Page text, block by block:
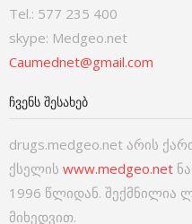
Tel.: 577 235 400
skype: Medgeo.net
Caumednet@gmail.com
ᲩᲕᲔᲜᲡ ᲨᲔᲡᲐᲮᲔᲑ
drugs.medgeo.net არის
ქსელის www.medgeo.net
1996 წლიდან. შექმნილია
მიხედვით.